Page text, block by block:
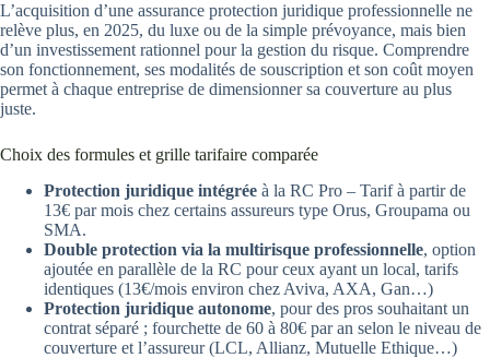
L’acquisition d’une assurance protection juridique professionnelle ne
relève plus, en 2025, du luxe ou de la simple prévoyance, mais bien
d’un investissement rationnel pour la gestion du risque. Comprendre
son fonctionnement, ses modalités de souscription et son coût moyen
permet à chaque entreprise de dimensionner sa couverture au plus
juste.
Choix des formules et grille tarifaire comparée
Protection juridique intégrée à la RC Pro – Tarif à partir de
13€ par mois chez certains assureurs type Orus, Groupama ou
SMA.
Double protection via la multirisque professionnelle, option
ajoutée en parallèle de la RC pour ceux ayant un local, tarifs
identiques (13€/mois environ chez Aviva, AXA, Gan…)
Protection juridique autonome, pour des pros souhaitant un
contrat séparé ; fourchette de 60 à 80€ par an selon le niveau de
couverture et l’assureur (LCL, Allianz, Mutuelle Ethique…)